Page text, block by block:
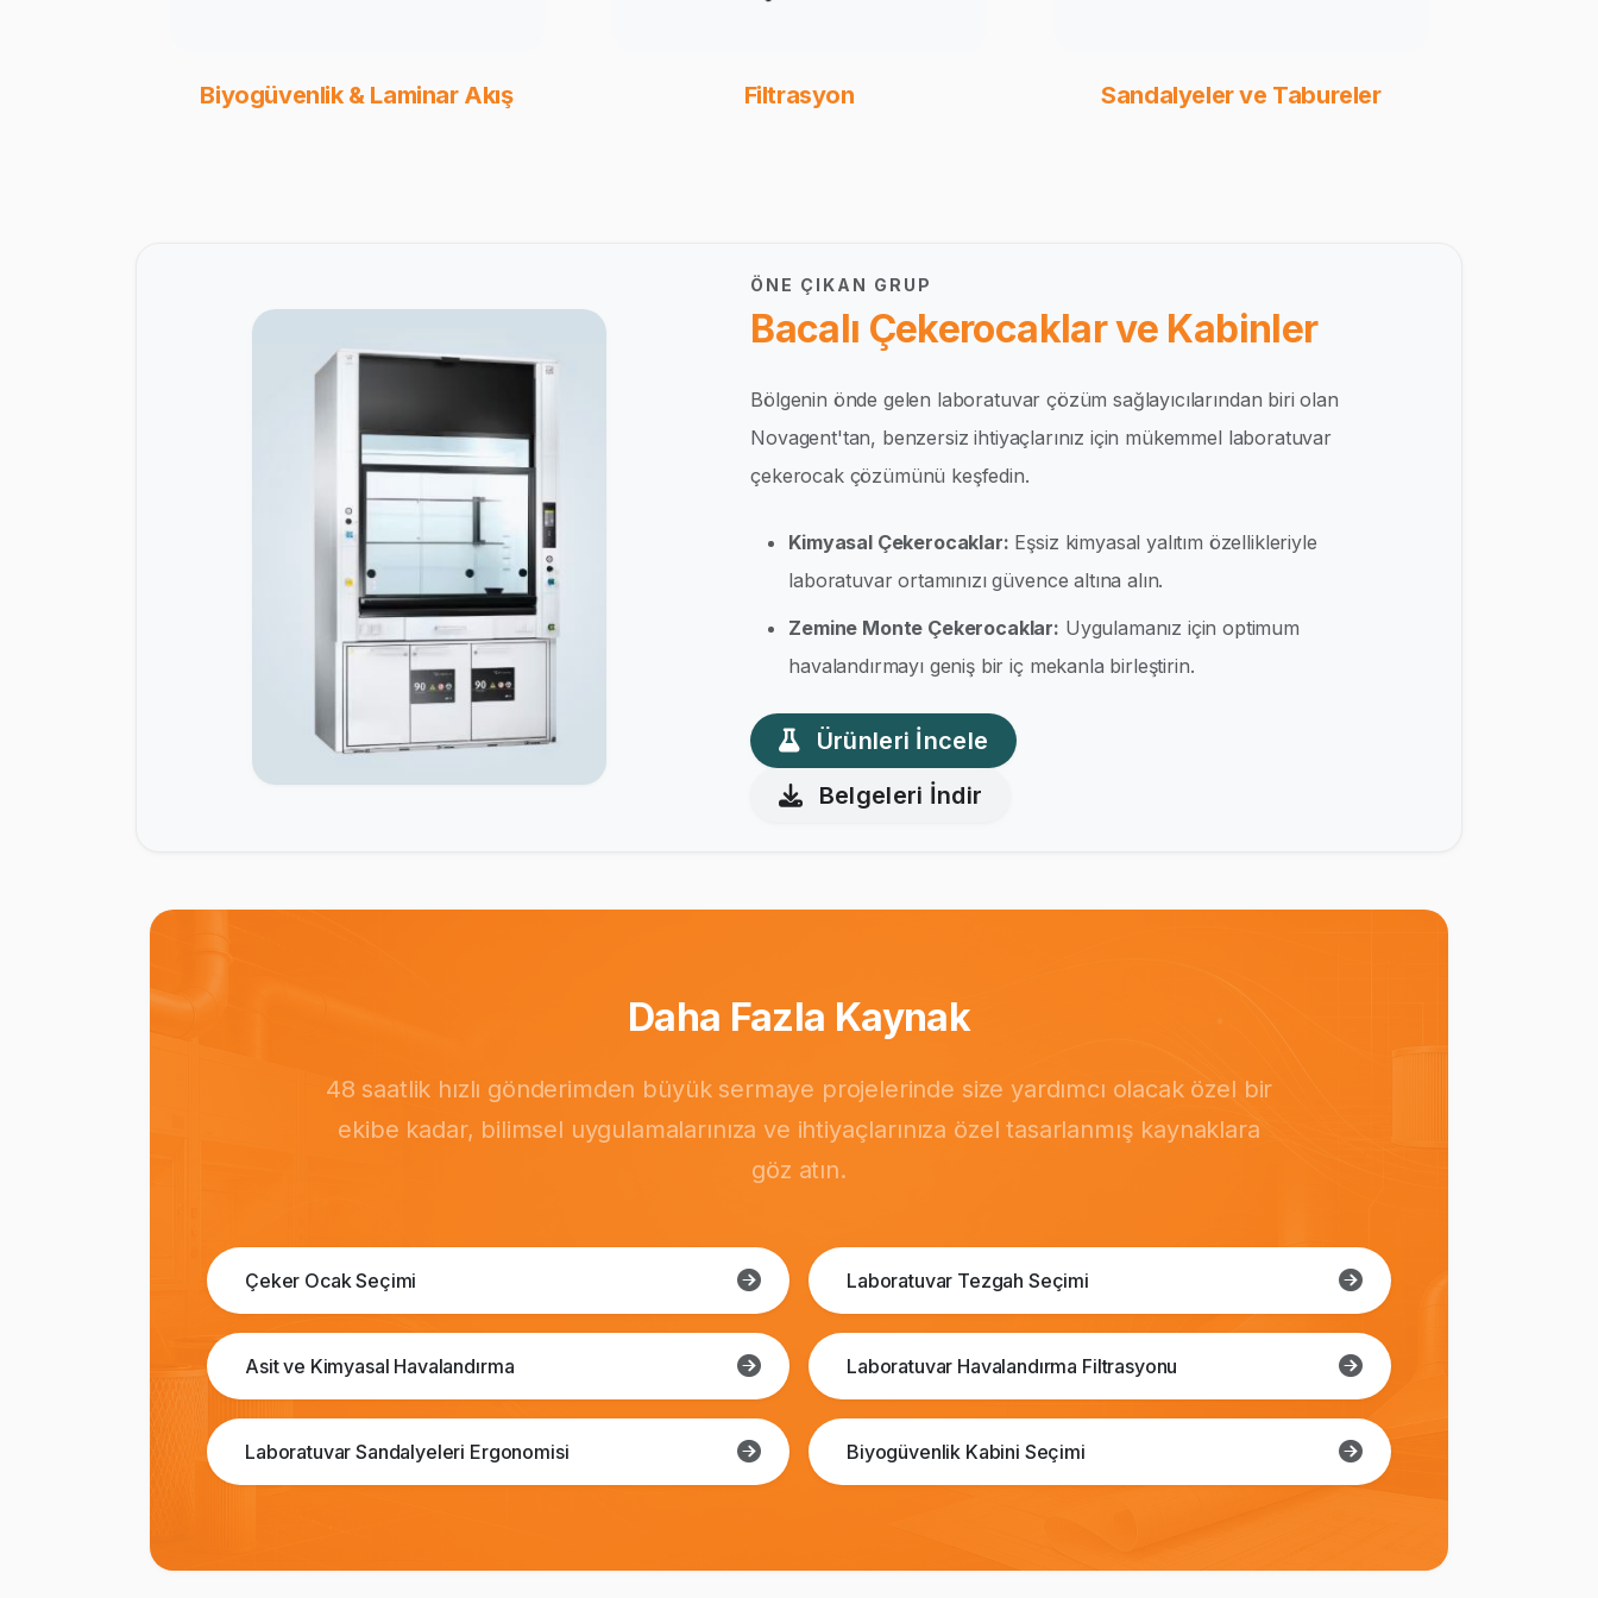
Biyogüvenlik & Laminar Akış Filtrasyon Sandalyeler ve Tabureler
ÖNE ÇIKAN GRUP
Bacalı Çekerocaklar ve Kabinler
Bölgenin önde gelen laboratuvar çözüm sağlayıcılarından biri olan
Novagent'tan, benzersiz ihtiyaçlarınız için mükemmel laboratuvar
çekerocak çözümünü keşfedin.
Kimyasal Çekerocaklar: Eşsiz kimyasal yalıtım özellikleriyle
laboratuvar ortamınızı güvence altına alın.
Zemine Monte Çekerocaklar: Uygulamanız için optimum
havalandırmayı geniş bir iç mekanla birleştirin.
Ürünleri İncele
Belgeleri İndir
Daha Fazla Kaynak
48 saatlik hızlı gönderimden büyük sermaye projelerinde size yardımcı olacak özel bir
ekibe kadar, bilimsel uygulamalarınıza ve ihtiyaçlarınıza özel tasarlanmış kaynaklara
göz atın.
Çeker Ocak Seçimi Laboratuvar Tezgah Seçimi
Asit ve Kimyasal Havalandırma Laboratuvar Havalandırma Filtrasyonu
Laboratuvar Sandalyeleri Ergonomisi Biyogüvenlik Kabini Seçimi